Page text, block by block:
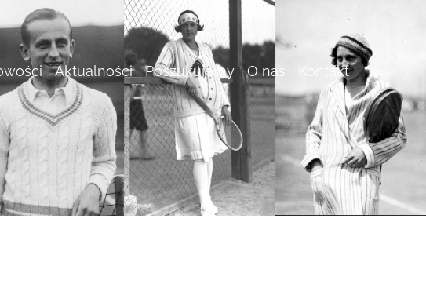
Aktualności Poszukujemy O nas Kontakt